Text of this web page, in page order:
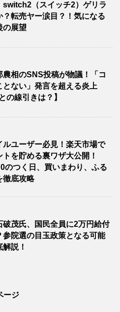
switch2（スイッチ2）ゲリラ
？転売ヤー涙目？！気になる
の展望
農相のSNS投稿が物議！「コ
とない」発言を超える炎上
の線引きは？】
ルユーザー必見！楽天市場で
トを貯める裏ワザ大公開！
のつく日、買いまわり、ふる
徹底攻略
破茂氏、国民全員に2万円給付
参院選の目玉政策となる可能
説！
ージ